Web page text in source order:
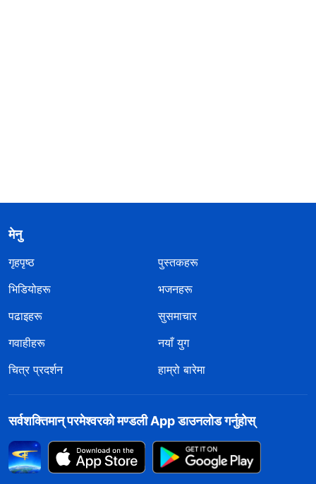
मेनु
गृहपृष्ठ
पुस्तकहरू
भिडियोहरू
भजनहरू
पढाइहरू
सुसमाचार
गवाहीहरू
नयाँ युग
चित्र प्रदर्शन
हाम्रो बारेमा
सर्वशक्तिमान्‌ परमेश्‍वरको मण्डली App डाउनलोड गर्नुहोस्